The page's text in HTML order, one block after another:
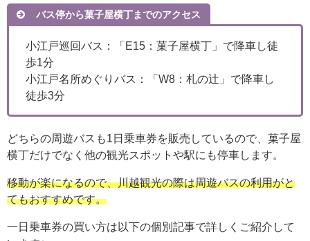
バス停から菓子屋横丁までのアクセス
小江戸巡回バス：「E15：菓子屋横丁」で降車し徒
歩1分
小江戸名所めぐりバス：「W8：札の辻」で降車し
徒歩3分
どちらの周遊バスも1日乗車券を販売しているので、菓子屋
横丁だけでなく他の観光スポットや駅にも停車します。
移動が楽になるので、川越観光の際は周遊バスの利用がと
てもおすすめです。
一日乗車券の買い方は以下の個別記事で詳しくご紹介して